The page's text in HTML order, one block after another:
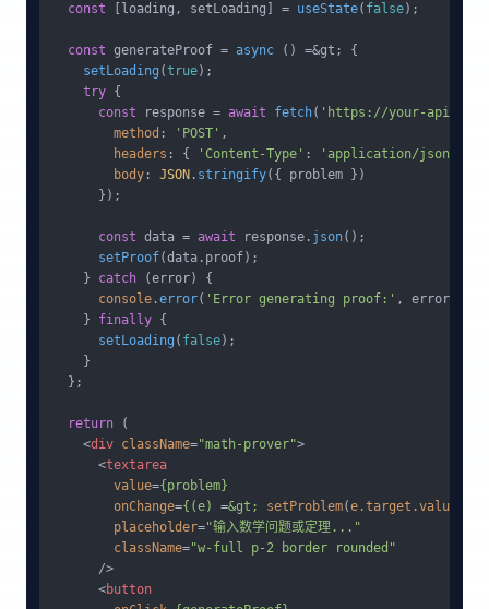
const [loading, setLoading] = useState( false);
const generateProof = async () =&gt; {
setLoading (true);
try {
const response = await fetch( 'https://your-api-
method : 'POST' ,
headers : { 'Content-Type' : 'application/json'
body : JSON . stringify({ problem })
      });
const data = await response. json();
setProof(data. proof);
    }
catch (error) {
console .error( 'Error generating proof:' , error);
    }
finally {
setLoading ( false);
    }
  };
return (
<div className="math-prover">
<textarea
value={problem}
onChange={(e) =&gt; setProblem(e.target.value
placeholder="输入数学问题或定理..."
className="w-full p-2 border rounded"
      />
<button